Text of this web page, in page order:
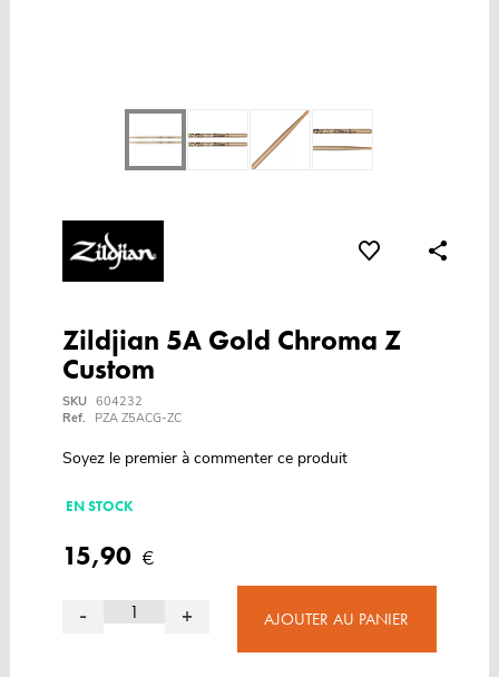
Zildjian 5A Gold Chroma Z
Custom
SKU 604232
Ref.
PZA Z5ACG-ZC
Soyez le premier à commenter ce produit
EN STOCK
15,90 €
- + AJOUTER AU PANIER